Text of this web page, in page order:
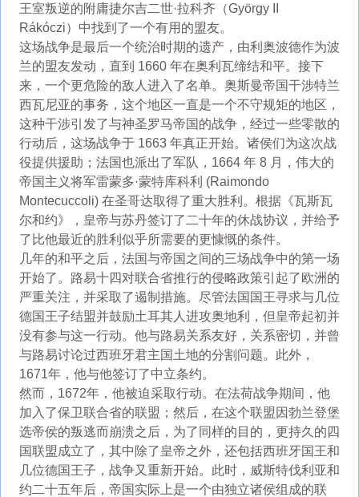
王室叛逆的附庸捷尔吉二世·拉科齐（György II
Rákóczi）中找到了一个有用的盟友。
这场战争是最后一个统治时期的遗产，由利奥波德作为波
兰的盟友发动，直到 1660 年在奥利瓦缔结和平。接下
来，一个更危险的敌人进入了名单。奥斯曼帝国干涉特兰
西瓦尼亚的事务，这个地区一直是一个不守规矩的地区，
这种干涉引发了与神圣罗马帝国的战争，经过一些零散的
行动后，这场战争于 1663 年真正开始。诸侯们为这次战
役提供援助；法国也派出了军队，1664 年 8 月，伟大的
帝国主义将军雷蒙多·蒙特库科利 (Raimondo
Montecuccoli) 在圣哥达取得了重大胜利。根据《瓦斯瓦
尔和约》，皇帝与苏丹签订了二十年的休战协议，并给予
了比他最近的胜利似乎所需要的更慷慨的条件。
几年的和平之后，法国与帝国之间的三场战争中的第一场
开始了。路易十四对联合省推行的侵略政策引起了欧洲的
严重关注，并采取了遏制措施。尽管法国国王寻求与几位
德国王子结盟并鼓励土耳其人进攻奥地利，但皇帝起初并
没有参与这一行动。他与路易关系友好，关系密切，并曾
与路易讨论过西班牙君主国土地的分割问题。此外，
1671年，他与他签订了中立条约。
然而，1672年，他被迫采取行动。在法荷战争期间，他
加入了保卫联合省的联盟；然后，在这个联盟因勃兰登堡
选帝侯的叛逃而崩溃之后，为了同样的目的，更持久的四
国联盟成立了，其中除了皇帝之外，还包括西班牙国王和
几位德国王子，战争又重新开始。此时，威斯特伐利亚和
约二十五年后，帝国实际上是一个由独立诸侯组成的联